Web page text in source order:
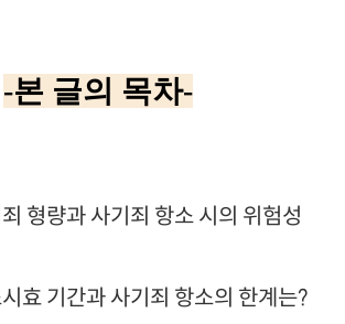
-본 글의 목차-
형량과 사기죄 항소 시의 위험성
효 기간과 사기죄 항소의 한계는?